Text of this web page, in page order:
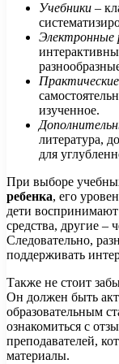
Учебники –
Электронные
изученное.
литература,
для
При выборе
ребенка, его
дети
средства, другие –
Следовательно,
поддерживать
Также не стоит
Он должен быть
образовательным
ознакомиться с
преподавателей,
материалы.